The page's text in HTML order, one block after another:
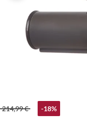
214,99 € -18%